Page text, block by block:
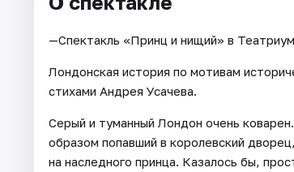
—Спектакль «Принц и нищий» в
Лондонская история по мотивам
стихами Андрея Усачева.
Серый и туманный Лондон очень
образом попавший в королевский
на наследного принца. Казалось бы,